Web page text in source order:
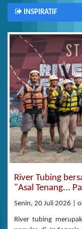
INSPIRATIF
River Tubing
"Asal Tenang...
Senin, 20 Juli 2026 |
River tubing